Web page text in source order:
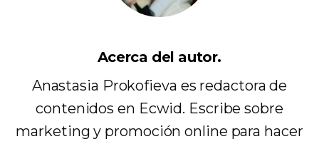
Acerca del autor.
Anastasia Prokofieva es redactora de
contenidos en Ecwid. Escribe sobre
marketing y promoción online para hacer